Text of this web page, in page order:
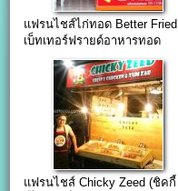
แฟรนไชส์ไก่ทอด Better Fried
เบ็ทเทอร์ฟรายด์อาหารทอด
แฟรนไชส์ Chicky Zeed (ชิคกี้